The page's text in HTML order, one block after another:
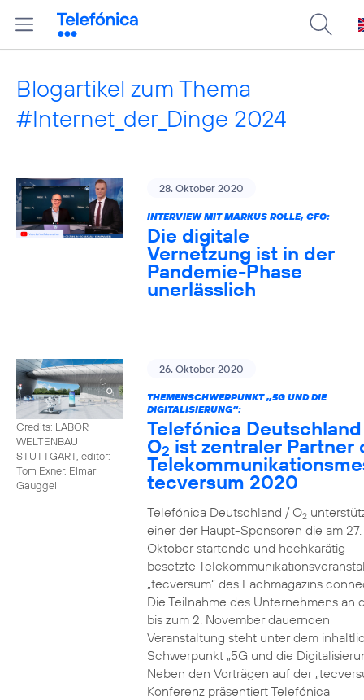
Blogartikel zum Thema
#Internet_der_Dinge 2024
28. Oktober 2020
INTERVIEW MIT MARKUS ROLLE, CFO:
Die digitale
Vernetzung ist in der
Pandemie-Phase
unerlässlich
Credits: LABOR
WELTENBAU
STUTTGART, editor:
Tom Exner, Elmar
Gauggel
26. Oktober 2020
THEMENSCHWERPUNKT „5G UND DIE
DIGITALISIERUNG“:
Telefónica
O2 ist zentraler Partner
tecversum 2020
Telefónica Deutschland / O2
einer der Haupt-Sponsoren die am 27.
Oktober startende und hochkarätig
besetzte
„tecversum“ des Fachmagazins
Die Teilnahme des Unternehmens an
bis zum 2. November dauernden
Veranstaltung steht unter dem
Schwerpunkt „5G und die
Neben den Vorträgen auf der
Konferenz präsentiert Telefónica